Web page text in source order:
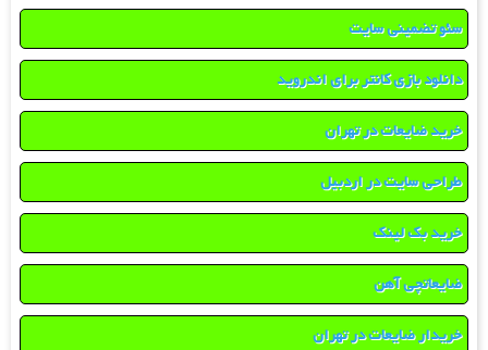
سئو تضمینی سایت
دانلود بازی کانتر برای اندروید
خرید ضایعات در تهران
طراحی سایت در اردبیل
خرید بک لینک
ضایعاتچی آهن
خریدار ضایعات در تهران